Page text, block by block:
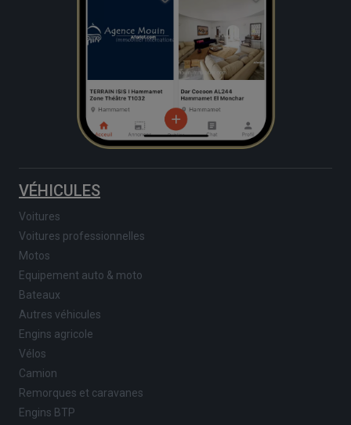
VÉHICULES
Voitures
Voitures professionnelles
Motos
Equipement auto & moto
Bateaux
Autres véhicules
Engins agricole
Vélos
Camion
Remorques et caravanes
Engins BTP